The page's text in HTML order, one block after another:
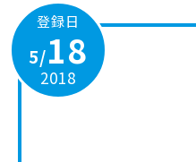
登録日
5/18
2018